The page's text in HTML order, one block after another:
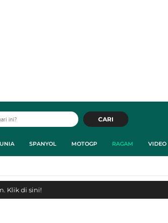
CARI
SPANYOL MOTOGP RAGAM VIDEO
Klik di sini!